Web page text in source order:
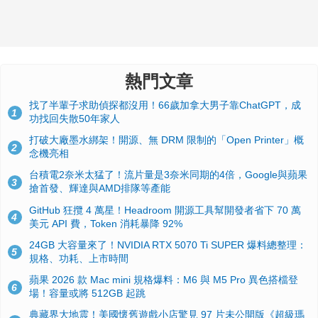
熱門文章
1
找了半輩子求助偵探都沒用！66歲加拿大男子靠ChatGPT，成
功找回失散50年家人
2
打破大廠墨水綁架！開源、無 DRM 限制的「Open Printer」概
念機亮相
3
台積電2奈米太猛了！流片量是3奈米同期的4倍，Google與蘋果
搶首發、輝達與AMD排隊等產能
4
GitHub 狂攬 4 萬星！Headroom 開源工具幫開發者省下 70 萬
美元 API 費，Token 消耗暴降 92%
5
24GB 大容量來了！NVIDIA RTX 5070 Ti SUPER 爆料總整理：
規格、功耗、上市時間
6
蘋果 2026 款 Mac mini 規格爆料：M6 與 M5 Pro 異色搭檔登
場！容量或將 512GB 起跳
典藏界大地震！美國懷舊遊戲小店驚見 97 片未公開版《超級瑪